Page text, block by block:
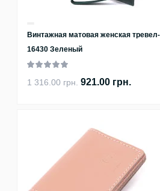
Винтажная матовая женская
16430 Зеленый
1 316.00 грн. 921.00 грн.